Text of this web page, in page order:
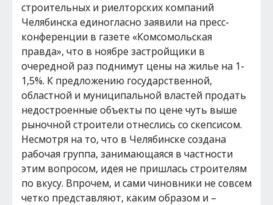
строительных и риелторских компаний
Челябинска единогласно заявили на пресс-
конференции в газете «Комсомольская
правда», что в ноябре застройщики в
очередной раз поднимут цены на жилье на 1-
1,5%. К предложению государственной,
областной и муниципальной властей продать
недостроенные объекты по цене чуть выше
рыночной строители отнеслись со скепсисом.
Несмотря на то, что в Челябинске создана
рабочая группа, занимающаяся в частности
этим вопросом, идея не пришлась строителям
по вкусу. Впрочем, и сами чиновники не совсем
четко представляют, каким образом и –